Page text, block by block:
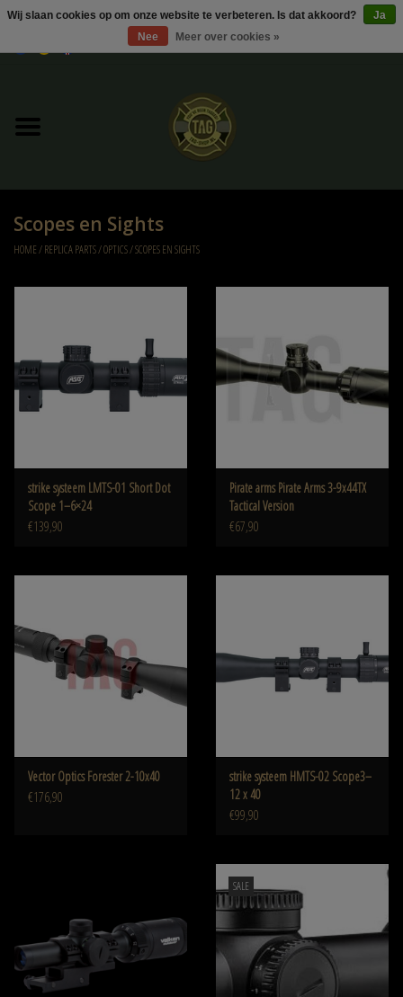
UItverkoop
Kleding
Tactical gear
Ammo
Diverse
Scopes en Sights
HOME/REPLICA PARTS/OPTICS/SCOPES EN SIGHTS
strike systeem LMTS-01 Short Dot
Scope 1–6×24
€139,90
Pirate arms Pirate Arms 3-9x44TX
Tactical Version
€67,90
Vector Optics Forester 2-10x40
€176,90
strike systeem HMTS-02 Scope3–
12 x 40
€99,90
SALE
Wij slaan cookies op om onze website te verbeteren. Is dat akkoord?
Ja
Nee
Meer over cookies »